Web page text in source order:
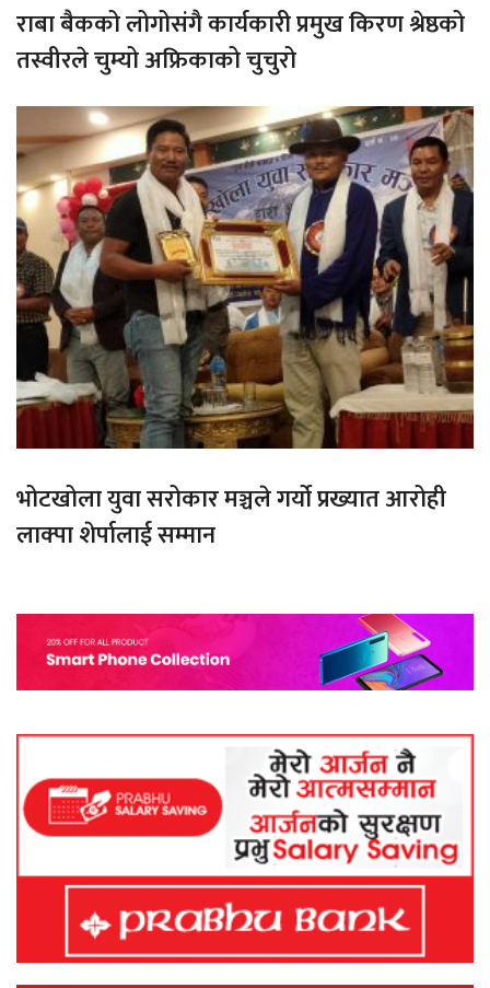
राबा बैकको लोगोसंगै कार्यकारी प्रमुख किरण श्रेष्ठको
तस्वीरले चुम्यो अफ्रिकाको चुचुरो
भोटखोला युवा सरोकार मञ्चले गर्यो प्रख्यात आरोही
लाक्पा शेर्पालाई सम्मान